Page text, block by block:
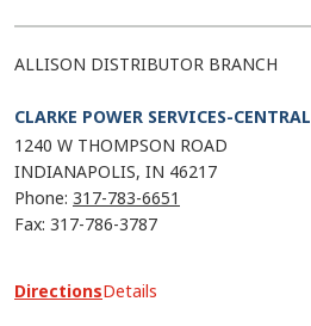
ALLISON DISTRIBUTOR BRANCH
CLARKE POWER SERVICES-CENTRAL
1240 W THOMPSON ROAD
INDIANAPOLIS IN 46217
Phone: 317-783-6651
Fax: 317-786-3787
DirectionsDetails